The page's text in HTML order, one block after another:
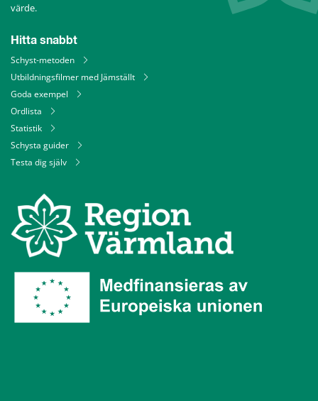
värde.
Hitta snabbt
Schyst-metoden
Utbildningsfilmer med Jämställt
Goda exempel
Ordlista
Statistik
Schysta guider
Testa dig själv